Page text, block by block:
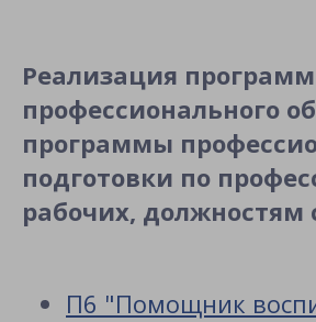
Реализация
профессионального
программы
подготовки по
рабочих,
П6 "Помощник